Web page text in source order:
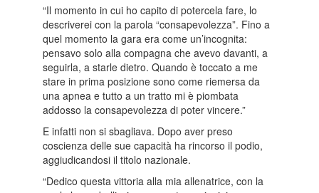
“Il momento in cui ho capito di potercela fare, lo
descriverei con la parola “consapevolezza”. Fino a
quel momento la gara era come un’incognita:
pensavo solo alla compagna che avevo davanti, a
seguirla, a starle dietro. Quando è toccato a me
stare in prima posizione sono come riemersa da
una apnea e tutto a un tratto mi è piombata
addosso la consapevolezza di poter vincere.”
E infatti non si sbagliava. Dopo aver preso
coscienza delle sue capacità ha rincorso il podio,
aggiudicandosi il titolo nazionale.
“Dedico questa vittoria alla mia allenatrice, con la